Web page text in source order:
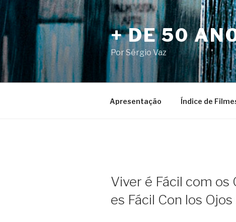
para
o
conteúdo
+ DE 50
Por Sérgio Vaz
Apresentação Índice de
Viver é Fácil com os
es Fácil Con los